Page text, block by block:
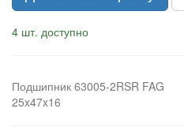
4 шт. доступно
Подшипник 63005-2RSR FAG
25x47x16